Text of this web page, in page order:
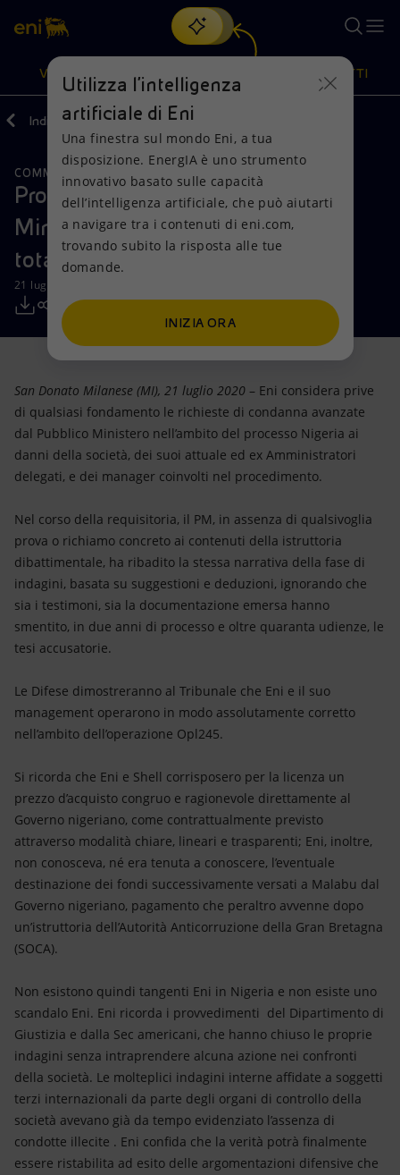
Cerca
scopri EnergIA, la nostra nuova soluzione di intelligenza
artificiale.
VISIONE
Visione
Mission e valori
Persone e Partnership
Net Zero
Modello satellitare
Energia accessibile
Innovazione
Azioni
Diversificazione energetica
Tecnologie per la transizione
Collaborazioni per l'innovazione
Attività nel mondo
PRODOTTI
Prodotti
Casa
Imprese
Mobilità
Indietro Media Comunicati Stampa
COMMENTI E PRECISAZIONI
Processo Nigeria, Eni: dal Pubblico
Ministero richieste di condanna
totalmente prive di fondamento
21 luglio 2020 - 19:50 CEST
San Donato Milanese (MI), 21 luglio 2020 – Eni considera prive
di qualsiasi fondamento le richieste di condanna avanzate
dal Pubblico Ministero nell’ambito del processo Nigeria ai
danni della società, dei suoi attuale ed ex Amministratori
delegati, e dei manager coinvolti nel procedimento.
Nel corso della requisitoria, il PM, in assenza di qualsivoglia
prova o richiamo concreto ai contenuti della istruttoria
dibattimentale, ha ribadito la stessa narrativa della fase di
indagini, basata su suggestioni e deduzioni, ignorando che
sia i testimoni, sia la documentazione emersa hanno
smentito, in due anni di processo e oltre quaranta udienze, le
tesi accusatorie.
Le Difese dimostreranno al Tribunale che Eni e il suo
management operarono in modo assolutamente corretto
nell’ambito dell’operazione Opl245.
Si ricorda che Eni e Shell corrisposero per la licenza un
prezzo d’acquisto congruo e ragionevole direttamente al
Governo nigeriano, come contrattualmente previsto
attraverso modalità chiare, lineari e trasparenti; Eni, inoltre,
non conosceva, né era tenuta a conoscere, l’eventuale
destinazione dei fondi successivamente versati a Malabu dal
Governo nigeriano, pagamento che peraltro avvenne dopo
un’istruttoria dell’Autorità Anticorruzione della Gran Bretagna
(SOCA).
Non esistono quindi tangenti Eni in Nigeria e non esiste uno
scandalo Eni. Eni ricorda i provvedimenti del Dipartimento di
Giustizia e dalla Sec americani, che hanno chiuso le proprie
indagini senza intraprendere alcuna azione nei confronti
della società. Le molteplici indagini interne affidate a soggetti
terzi internazionali da parte degli organi di controllo della
società avevano già da tempo evidenziato l’assenza di
condotte illecite . Eni confida che la verità potrà finalmente
essere ristabilita ad esito delle argomentazioni difensive che
Utilizza l'intelligenza
artificiale di Eni
Una finestra sul mondo Eni, a tua
disposizione. EnergIA è uno strumento
innovativo basato sulle capacità
dell’intelligenza artificiale, che può aiutarti
a navigare tra i contenuti di eni.com,
trovando subito la risposta alle tue
domande.
INIZIA ORA